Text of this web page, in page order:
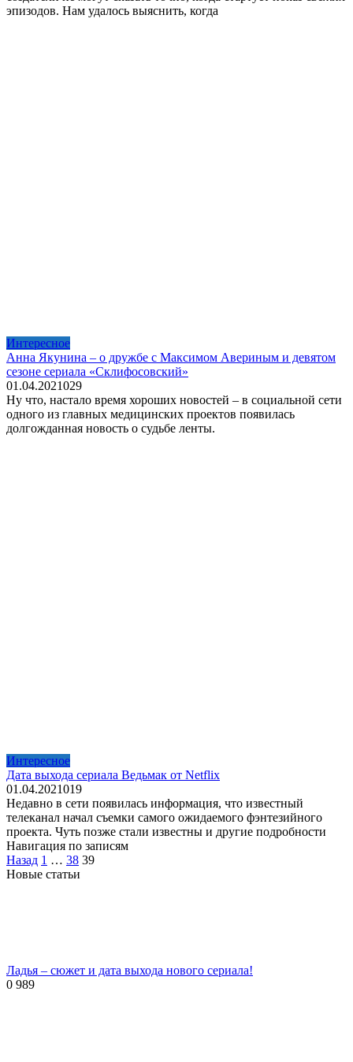
эпизодов. Нам удалось выяснить, когда
Интересное
Анна Якунина – о дружбе с Максимом Авериным и девятом
сезоне сериала «Склифосовский»
01.04.2021029
Ну что, настало время хороших новостей – в социальной сети
одного из главных медицинских проектов появилась
долгожданная новость о судьбе ленты.
Интересное
Дата выхода сериала Ведьмак от Netflix
01.04.2021019
Недавно в сети появилась информация, что известный
телеканал начал съемки самого ожидаемого фэнтезийного
проекта. Чуть позже стали известны и другие подробности
Навигация по записям
Назад 1 … 38 39
Новые статьи
Ладья – сюжет и дата выхода нового сериала!
0 989